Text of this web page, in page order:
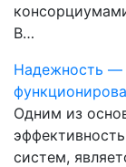
В…
Надежность —
Одним из
систем,